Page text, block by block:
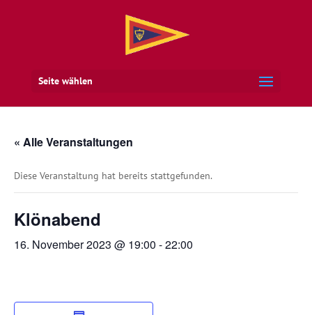
Seite wählen
« Alle Veranstaltungen
Diese Veranstaltung hat bereits stattgefunden.
Klönabend
16. November 2023 @ 19:00 -22:00